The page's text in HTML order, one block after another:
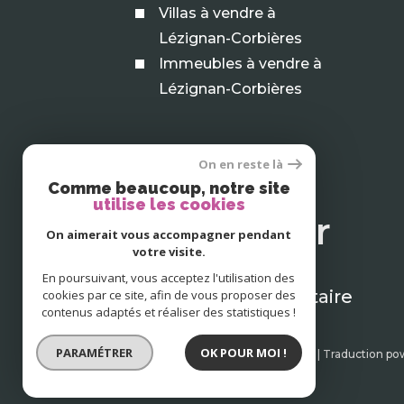
Villas à vendre à
Lézignan-Corbières
Immeubles à vendre à
Lézignan-Corbières
se
connecter
espace propriétaire
© 2026 | Tous droits réservés | Traduction
On en reste là
Comme beaucoup, notre site
utilise les cookies
On aimerait vous accompagner pendant
votre visite.
En poursuivant, vous acceptez l'utilisation des
cookies par ce site, afin de vous proposer des
contenus adaptés et réaliser des statistiques !
PARAMÉTRER OK POUR MOI !